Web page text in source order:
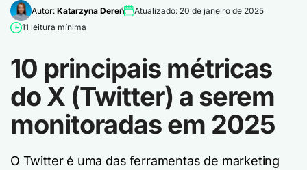
Autor: Katarzyna Dereń
Atualizado: 20 de janeiro de 2025
11 leitura mínima
10 principais métricas
do X (Twitter) a serem
monitoradas em 2025
O Twitter é uma das ferramentas de marketing